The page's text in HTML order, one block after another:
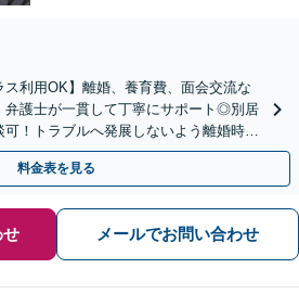
利用OK】離婚、養育費、面会交流な
弁護士が一貫して丁寧にサポート◎別居
！トラブルへ発展しないよう離婚時の
お電話を【四条烏丸5分】
料金表を見る
メールでお問い合わせ